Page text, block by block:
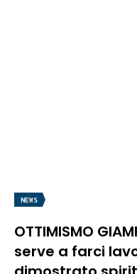
NEWS
OTTIMISMO
serve a farci